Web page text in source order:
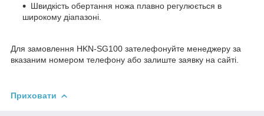
Швидкість обертання ножа плавно регулюється в
широкому діапазоні.
Для замовлення HKN-SG100 зателефонуйте менеджеру за
вказаним номером телефону або залиште заявку на сайті.
Приховати